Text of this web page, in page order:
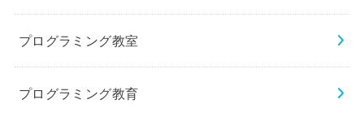
プログラミング教室
プログラミング教育